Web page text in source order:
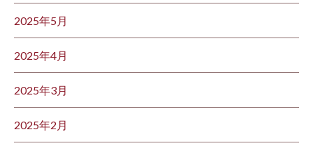
2025年5月
2025年4月
2025年3月
2025年2月